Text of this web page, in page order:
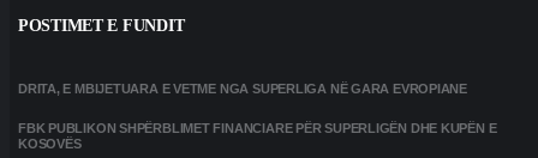
POSTIMET E FUNDIT
DRITA, E MBIJETUARA E VETME NGA SUPERLIGA NË GARA EVROPIANE
FBK PUBLIKON SHPËRBLIMET FINANCIARE PËR SUPERLIGËN DHE KUPËN E
KOSOVËS